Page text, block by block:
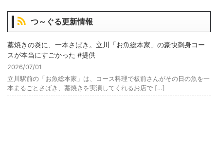
つ～ぐる更新情報
藁焼きの炎に、一本さばき。立川「お魚総本家」の豪快刺身コー
スが本当にすごかった #提供
2026/07/01
立川駅前の「お魚総本家」は、コース料理で板前さんがその日の魚を一
本まるごとさばき、藁焼きを実演してくれるお店で […]